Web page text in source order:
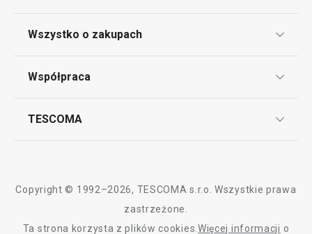
Bony podarunkowe
Wszystko o zakupach
Dostawa i sposoby płatności
Współpraca
TESCOMA
Graficzne oznaczenie produktów
Copyright © 1992–2026, TESCOMA s.r.o. Wszystkie prawa
zastrzeżone.
Ta strona korzysta z plików cookies. Więcej informacji o